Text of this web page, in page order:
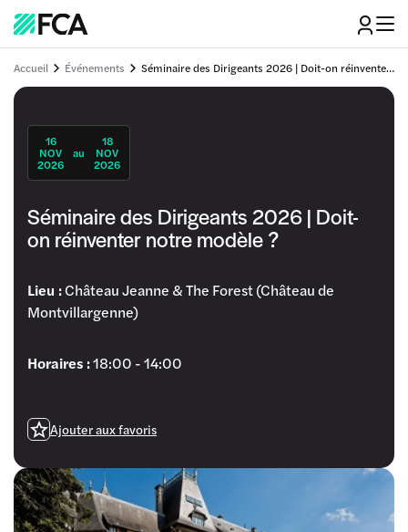
Accueil Événements Séminaire des Dirigeants 2026 | Doit-on réinventer notre modèle ?
16
NOV
2026
au
18
NOV
2026
Séminaire des Dirigeants 2026 | Doit-
on réinventer notre modèle ?
Lieu :Château Jeanne & The Forest (Château de
Montvillargenne)
Horaires :18:00 - 14:00
Ajouter aux favoris